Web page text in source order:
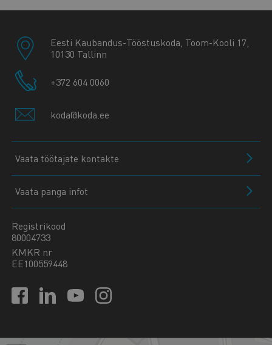
Eesti Kaubandus-Tööstuskoda, Toom-Kooli 17,
10130 Tallinn
+372 604 0060
koda@koda.ee
Vaata töötajate kontakte
Vaata panga infot
Registrikood
80004733
KMKR nr
EE100559448